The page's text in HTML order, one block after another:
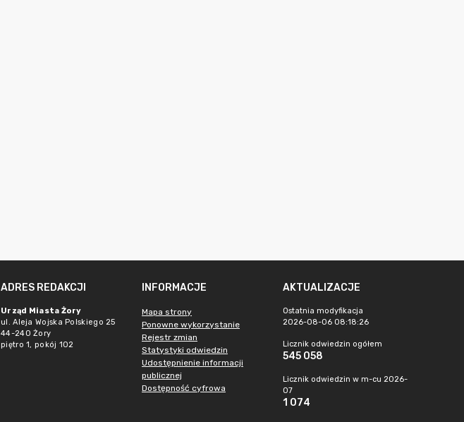
ADRES REDAKCJI
Urząd Miasta Żory
ul. Aleja Wojska Polskiego 25
44-240 Żory
piętro 1, pokój 102
INFORMACJE
Mapa strony
Ponowne wykorzystanie
Rejestr zmian
Statystyki odwiedzin
Udostępnienie informacji
publicznej
Dostępność cyfrowa
AKTUALIZACJE
Ostatnia modyfikacja
2026-08-06 08:18:26
Licznik odwiedzin ogółem
545 058
Licznik odwiedzin w m-cu 2026-
07
1 074